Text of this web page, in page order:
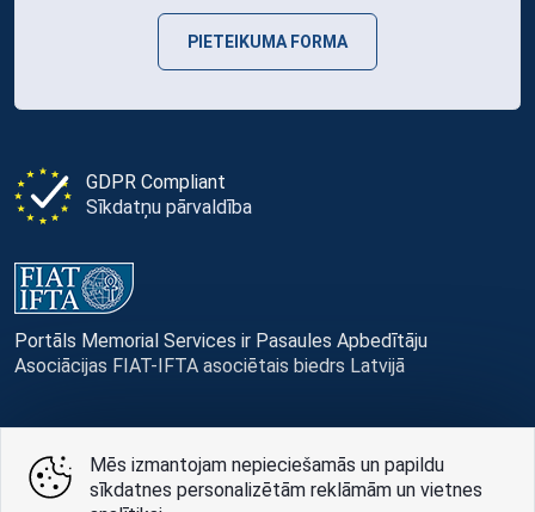
GDPR Compliant
Sīkdatņu pārvaldība
Portāls Memorial Services ir Pasaules Apbedītāju
Asociācijas FIAT-IFTA asociētais biedrs Latvijā
PIETEIKUMA FORMA
© Memorial Services, 2016 — 2026 pr3-g
Mēs izmantojam nepieciešamās un papildu
sīkdatnes personalizētām reklāmām un vietnes